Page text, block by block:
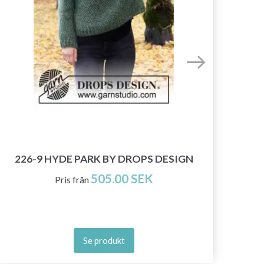
226-9 HYDE PARK BY DROPS DESIGN
Pris från 505.00 SEK
Se produkt